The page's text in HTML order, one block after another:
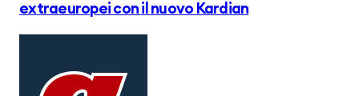
extraeuropei con il nuovo Kardian